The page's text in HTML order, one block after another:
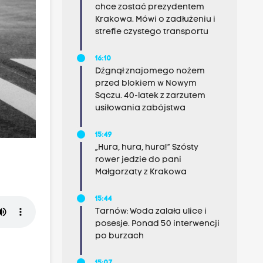
chce zostać prezydentem
Krakowa. Mówi o zadłużeniu i
strefie czystego transportu
16:10
Dźgnął znajomego nożem
przed blokiem w Nowym
Sączu. 40-latek z zarzutem
usiłowania zabójstwa
15:49
„Hura, hura, hura!” Szósty
rower jedzie do pani
Małgorzaty z Krakowa
15:44
Tarnów: Woda zalała ulice i
posesje. Ponad 50 interwencji
po burzach